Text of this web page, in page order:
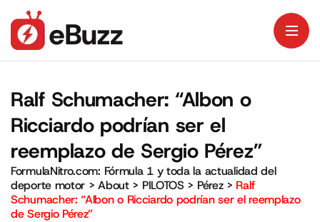
Ralf Schumacher: “Albon o
Ricciardo podrían ser el
reemplazo de Sergio Pérez”
FormulaNitro.com: Fórmula 1 y toda la actualidad del
deporte motor >About> PILOTOS > Pérez> Ralf
Schumacher: “Albon o Ricciardo podrían ser el reemplazo
de Sergio Pérez”